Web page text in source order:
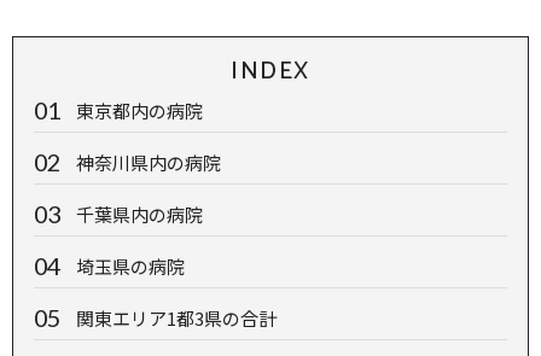
INDEX
東京都内の病院
神奈川県内の病院
千葉県内の病院
埼玉県の病院
関東エリア1都3県の合計